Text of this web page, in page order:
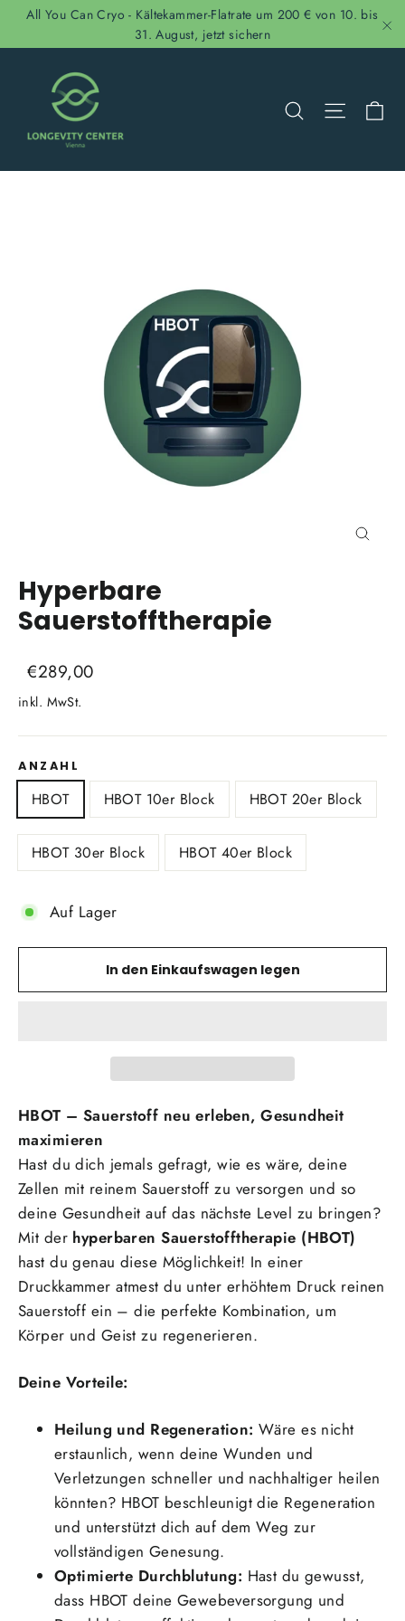
DirektAll You Can Cryo - Kältekammer-Flatrate um 200 € von 10. bis
31. August, jetzt sichern
Suche
Hyperbare
Sauerstofftherapie
Normaler
Preis
Sonderpreis
€289,00
inkl. MwSt.
ANZAHL
HBOT HBOT 10er Block HBOT 20er Block
HBOT 30er Block HBOT 40er Block
Auf Lager
In den Einkaufswagen legen
HBOT – Sauerstoff neu erleben, Gesundheit
maximieren
Hast du dich jemals gefragt, wie es wäre, deine
Zellen mit reinem Sauerstoff zu versorgen und so
deine Gesundheit auf das nächste Level zu bringen?
Mit der hyperbaren Sauerstofftherapie (HBOT)
hast du genau diese Möglichkeit! In einer
Druckkammer atmest du unter erhöhtem Druck reinen
Sauerstoff ein – die perfekte Kombination, um
Körper und Geist zu regenerieren.
Deine Vorteile:
Heilung und Regeneration: Wäre es nicht
erstaunlich, wenn deine Wunden und
Verletzungen schneller und nachhaltiger heilen
könnten? HBOT beschleunigt die Regeneration
und unterstützt dich auf dem Weg zur
vollständigen Genesung.
Optimierte Durchblutung: Hast du gewusst,
dass HBOT deine Gewebeversorgung und